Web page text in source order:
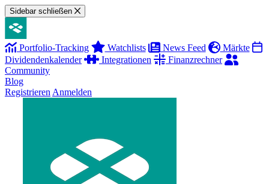
Sidebar schließen
Portfolio-Tracking Watchlists News Feed
Märkte
Dividendenkalender
Integrationen
Finanzrechner
Community
Blog
Registrieren Anmelden